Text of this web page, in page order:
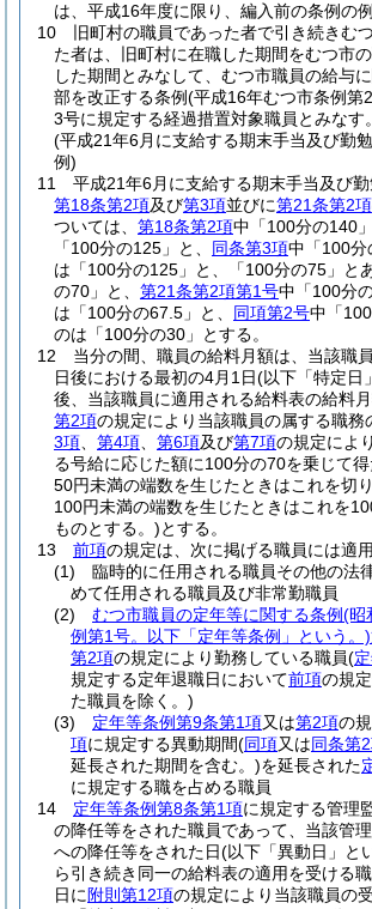
は、平成16年度に限り、編入前の条例の例
10
旧町村の職員であった者で引き続きむ
た者は、旧町村に在職した期間をむつ市
した期間とみなして、むつ市職員の給与
部を改正する条例(平成16年むつ市条例第
3号に規定する経過措置対象職員とみなす。
(平成21年6月に支給する期末手当及び勤
例)
11
平成21年6月に支給する期末手当及び
第18条第2項及び第3項並びに第21条第2項
ついては、 第18条第2項中「100分の140
「100分の125」と、 同条第3項中「100分
は「100分の125」と、「100分の75」と
の70」と、 第21条第2項第1号中「100分
は「100分の67.5」と、 同項第2号中「
のは「100分の30」とする。
12
当分の間、職員の給料月額は、当該職
日後における最初の4月1日(以下「特定日
後、当該職員に適用される給料表の給料月
第2項の規定により当該職員の属する職務
3項
第4項 第6項及び第7項の規定によ
る号給に応じた額に100分の70を乗じて
50円未満の端数を生じたときはこれを切
100円未満の端数を生じたときはこれを
ものとする。)とする。
13
前項の規定は、次に掲げる職員には適用
(1)
臨時的に任用される職員その他の法
めて任用される職員及び非常勤職員
(2)
むつ市職員の定年等に関する条例(昭
例第1号。以下「定年等条例」という。)
第2項の規定により勤務している職員(
規定する定年退職日において前項の規
た職員を除く。)
(3)
定年等条例第9条第1項又は第2項の
項に規定する異動期間(同項又は同条第
延長された期間を含む。)を延長された
に規定する職を占める職員
14
定年等条例第8条第1項に規定する管理
の降任等をされた職員であって、当該管
への降任等をされた日(以下「異動日」と
ら引き続き同一の給料表の適用を受ける
日に 附則第12項の規定により当該職員の